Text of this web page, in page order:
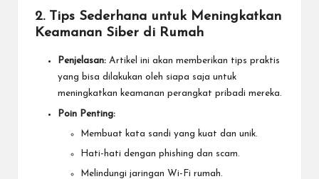
2. Tips Sederhana untuk Meningkatkan
Keamanan Siber di Rumah
Penjelasan: Artikel ini akan memberikan tips praktis
yang bisa dilakukan oleh siapa saja untuk
meningkatkan keamanan perangkat pribadi mereka.
Poin Penting:
Membuat kata sandi yang kuat dan unik.
Hati-hati dengan phishing dan scam.
Melindungi jaringan Wi-Fi rumah.